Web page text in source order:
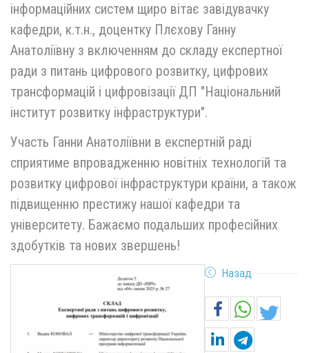
інформаційних систем щиро вітає завідувачку
кафедри, к.т.н., доцентку Плєхову Ганну
Анатоліївну з включенням до складу експертної
ради з питань цифрового розвитку, цифрових
трансформацій і цифровізації ДП "Національний
інститут розвитку інфраструктури".
Участь Ганни Анатоліївни в експертній раді
сприятиме впровадженню новітніх технологій та
розвитку цифрової інфраструктури країни, а також
підвищенню престижу нашої кафедри та
університету. Бажаємо подальших професійних
здобутків та нових звершень!
Назад